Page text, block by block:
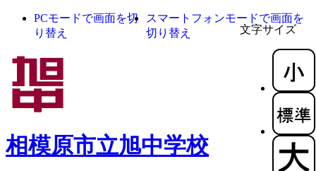
文字サイズ
PCモードで画面を切
り替え
スマートフォンモードで画面を
切り替え
相模原市立旭中学校